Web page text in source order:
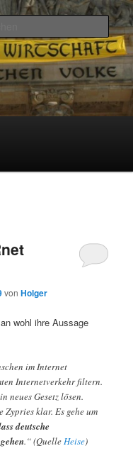
vonHolger
wohl ihre Aussage
im Internet
Internetverkehr filtern.
neues Gesetz lösen.
klar. Es gehe um
deutsche
.“ (QuelleHeise)